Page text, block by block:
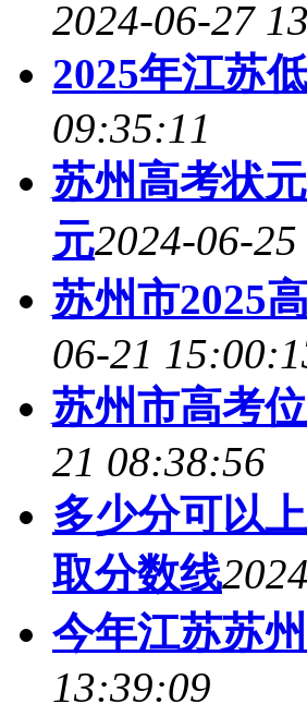
2024-06-27
2025年江苏
09:35:11
苏州高考状
元2024-06-
苏州市2025
06-21
苏州市高考
21 08:38:56
多少分可以
取分数线
今年江苏苏
13:39:09